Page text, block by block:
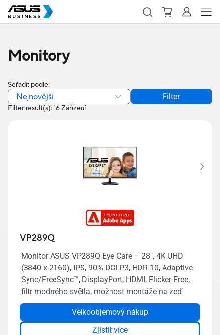
Monitory
Filter result(s): 16 Zařízení
Seřadit podle:
Nejnovější Filter
VP289Q
Monitor ASUS VP289Q Eye Care – 28", 4K UHD
(3840 x 2160), IPS, 90% DCI-P3, HDR-10, Adaptive-
Sync/FreeSync™, DisplayPort, HDMI, Flicker-Free,
filtr modrrého světla, možnost montáže na zeď
Velkoobjemový nákup
Zjistit více